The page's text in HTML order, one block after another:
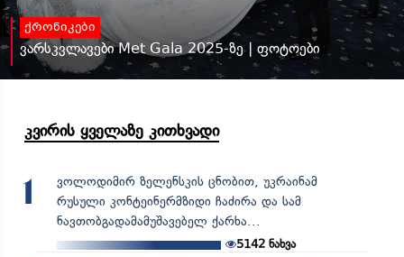
ქრონიკები
ვარსკვლავები Met Gala 2025-ზე | ფოტოები
კვირის ყველაზე კითხვადი
1
ვოლოდიმირ ზელენსკის ცნობით, უკრაინამ
რუსული კონტეინერმზიდი ჩაძირა და სამ
ნავთობგადამამუშავებელ ქარხა...
5142 ნახვა